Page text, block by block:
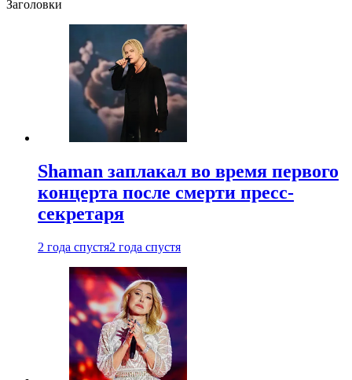
Заголовки
Shaman заплакал во время первого
концерта после смерти пресс-
секретаря
2 года спустя2 года спустя